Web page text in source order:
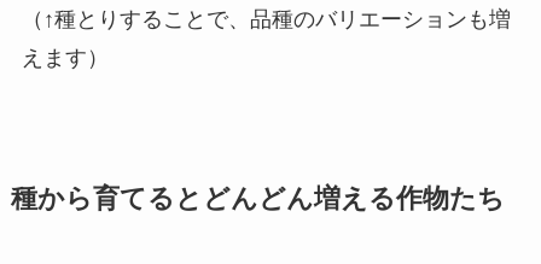
（↑種とりすることで、品種のバリエーションも増
えます）
種から育てるとどんどん増える作物たち